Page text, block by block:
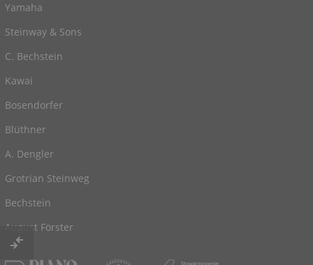
Yamaha
Steinway & Sons
C. Bechstein
Kawai
Bosendorfer
Blüthner
A. Dengler
Grotrian Steinweg
Bechstein
August Förster